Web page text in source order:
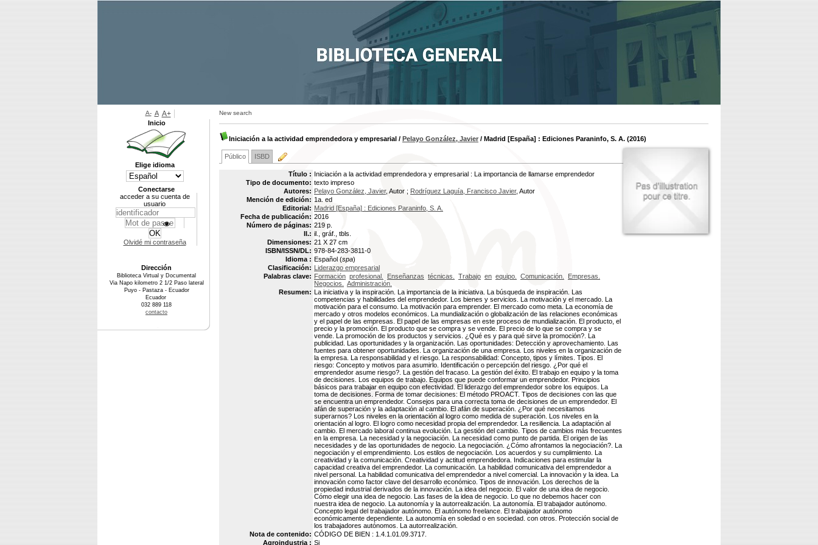
New search
Iniciación a la actividad emprendedora y empresarial / Pelayo González, Javier / Madrid [España] : Ediciones Paraninfo, S. A. (2016)
Público ISBD
Título : Iniciación a la actividad emprendedora y empresarial : La importancia de llamarse emprendedor
Tipo de documento: texto impreso
Autores: Pelayo González, Javier, Autor ; Rodríguez Laguía, Francisco Javier, Autor
Mención de edición: 1a. ed
Editorial: Madrid [España] : Ediciones Paraninfo, S. A.
Fecha de publicación: 2016
Número de páginas: 219 p.
Il.: il., gráf., tbls.
Dimensiones: 21 X 27 cm
ISBN/ISSN/DL: 978-84-283-3811-0
Idioma : Español (spa)
Clasificación: Liderazgo empresarial
Palabras clave: Formación profesional. Enseñanzas técnicas. Trabajo en equipo. Comunicación.
Empresas.
Negocios.
Administración.
Resumen: La iniciativa y la inspiración. La importancia de la iniciativa. La búsqueda de inspiración. Las
competencias y habilidades del emprendedor. Los bienes y servicios. La motivación y el mercado. La
motivación para el consumo. La motivación para emprender. El mercado como meta. La economía de
mercado y otros modelos económicos. La mundialización o globalización de las relaciones económicas
y el papel de las empresas. El papel de las empresas en este proceso de mundialización. El producto, el
precio y la promoción. El producto que se compra y se vende. El precio de lo que se compra y se
vende. La promoción de los productos y servicios. ¿Qué es y para qué sirve la promoción?. La
publicidad. Las oportunidades y la organización. Las oportunidades: Detección y aprovechamiento. Las
fuentes para obtener oportunidades. La organización de una empresa. Los niveles en la organización de
la empresa. La responsabilidad y el riesgo. La responsabilidad: Concepto, tipos y límites. Tipos. El
riesgo: Concepto y motivos para asumirlo. Identificación o percepción del riesgo. ¿Por qué el
emprendedor asume riesgo?. La gestión del fracaso. La gestión del éxito. El trabajo en equipo y la toma
de decisiones. Los equipos de trabajo. Equipos que puede conformar un emprendedor. Principios
básicos para trabajar en equipo con efectividad. El liderazgo del emprendedor sobre los equipos. La
toma de decisiones. Forma de tomar decisiones: El método PROACT. Tipos de decisiones con las que
se encuentra un emprendedor. Consejos para una correcta toma de decisiones de un emprendedor. El
afán de superación y la adaptación al cambio. El afán de superación. ¿Por qué necesitamos
superarnos? Los niveles en la orientación al logro como medida de superación. Los niveles en la
orientación al logro. El logro como necesidad propia del emprendedor. La resiliencia. La adaptación al
cambio. El mercado laboral continua evolución. La gestión del cambio. Tipos de cambios más frecuentes
en la empresa. La necesidad y la negociación. La necesidad como punto de partida. El origen de las
necesidades y de las oportunidades de negocio. La negociación. ¿Cómo afrontamos la negociación?. La
negociación y el emprendimiento. Los estilos de negociación. Los acuerdos y su cumplimiento. La
creatividad y la comunicación. Creatividad y actitud emprendedora. Indicaciones para estimular la
capacidad creativa del emprendedor. La comunicación. La habilidad comunicativa del emprendedor a
nivel personal. La habilidad comunicativa del emprendedor a nivel comercial. La innovación y la idea. La
innovación como factor clave del desarrollo económico. Tipos de innovación. Los derechos de la
propiedad industrial derivados de la innovación. La idea del negocio. El valor de una idea de negocio.
Cómo elegir una idea de negocio. Las fases de la idea de negocio. Lo que no debemos hacer con
nuestra idea de negocio. La autonomía y la autorrealización. La autonomía. El trabajador autónomo.
Concepto legal del trabajador autónomo. El autónomo freelance. El trabajador autónomo
económicamente dependiente. La autonomía en soledad o en sociedad. con otros. Protección social de
los trabajadores autónomos. La autorrealización.
Nota de contenido: CÓDIGO DE BIEN : 1.4.1.01.09.3717.
Agroindustria : Si
A- A A+
Inicio
Elige idioma
Conectarse
acceder a su cuenta de
usuario
Olvidé mi contraseña
Dirección
Biblioteca Virtual y Documental
Via Napo kilometro 2 1/2 Paso lateral
Puyo - Pastaza - Ecuador
Ecuador
032 889 118
contacto